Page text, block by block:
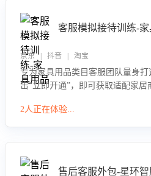
客服模拟接待训练-家
京东 | 抖音 | 淘宝
专为家具用品类目客服团队量身
击“立即开通”，即可获取适配家
尺寸参数咨询等高频场景下的专业
2人正在体验...
售后客服外包-星环智